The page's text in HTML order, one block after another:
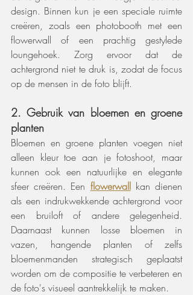
design. Binnen kun je een speciale ruimte
creëren, zoals een photobooth met een
flowerwall of een prachtig gestylede
loungehoek. Zorg ervoor dat de
achtergrond niet te druk is, zodat de focus
op de mensen in de foto blijft.
2. Gebruik van bloemen en groene
planten
Bloemen en groene planten voegen niet
alleen kleur toe aan je fotoshoot, maar
kunnen ook een natuurlijke en elegante
sfeer creëren. Een flowerwall kan dienen
als een indrukwekkende achtergrond voor
een bruiloft of andere gelegenheid.
Daarnaast kunnen losse bloemen in
vazen, hangende planten of zelfs
bloemenmanden strategisch geplaatst
worden om de compositie te verbeteren en
de foto's visueel aantrekkelijk te maken.